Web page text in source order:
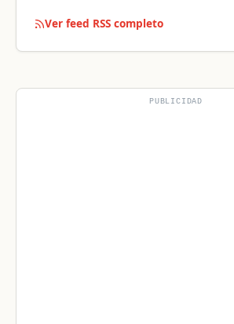
Ver feed RSS completo
PUBLICIDAD